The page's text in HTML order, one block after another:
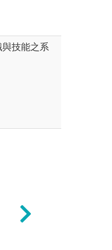
技能之系